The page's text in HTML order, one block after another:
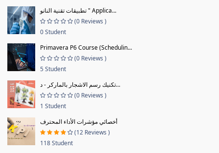
تطبيقات تقنية النانو " Applica...
(0 Reviews )
0 Student
Primavera P6 Course (Schedulin...
(0 Reviews )
5 Student
تكنيك رسم الاشجار بالماركر - د...
(0 Reviews )
1 Student
أخصائي مؤشرات الأداء المحترف
(12 Reviews )
118 Student